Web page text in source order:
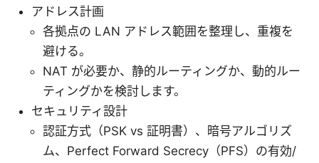
アドレス計画
各拠点の LAN アドレス範囲を整理し、重複を
避ける。
NAT が必要か、静的ルーティングか、動的ルー
ティングかを検討します。
セキュリティ設計
認証方式（PSK vs 証明書）、暗号アルゴリズ
ム、Perfect Forward Secrecy（PFS）の有効/